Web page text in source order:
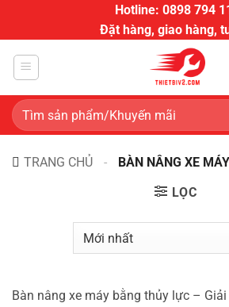
dung
Hotline: 0898 794
Đặt hàng, giao hàng,
Tìm
kiếm:
TRANG CHỦ -
BÀN NÂNG XE MÁY
LỌC
Bàn nâng xe máy bằng thủy lực –